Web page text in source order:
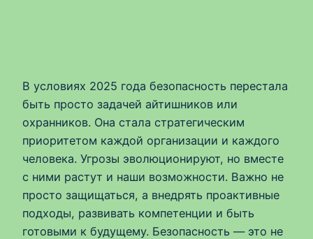
В условиях 2025 года безопасность перестала
быть просто задачей айтишников или
охранников. Она стала стратегическим
приоритетом каждой организации и каждого
человека. Угрозы эволюционируют, но вместе
с ними растут и наши возможности. Важно не
просто защищаться, а внедрять проактивные
подходы, развивать компетенции и быть
готовыми к будущему. Безопасность — это не